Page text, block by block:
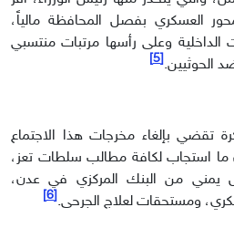
العسكري بفصل المحافظة مالياً،
الداخلية وعلى رأسها مرتبات منتسبي
الحوثيين.[5]
تقضي بإلغاء مخرجات هذا الاجتماع
ما استجاب لكافة مطالب سلطات تعز،
مليار ريال يمني من البنك المركزي في عدن،
ومستحقات لعلاج الجرحى.[6]